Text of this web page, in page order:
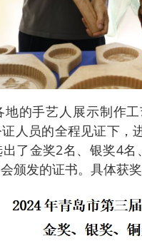
地的手艺人展示制作
人员的全程见证下，
了金奖2名、银奖4
颁发的证书。具体获奖